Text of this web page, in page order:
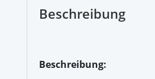
Beschreibung
Beschreibung: